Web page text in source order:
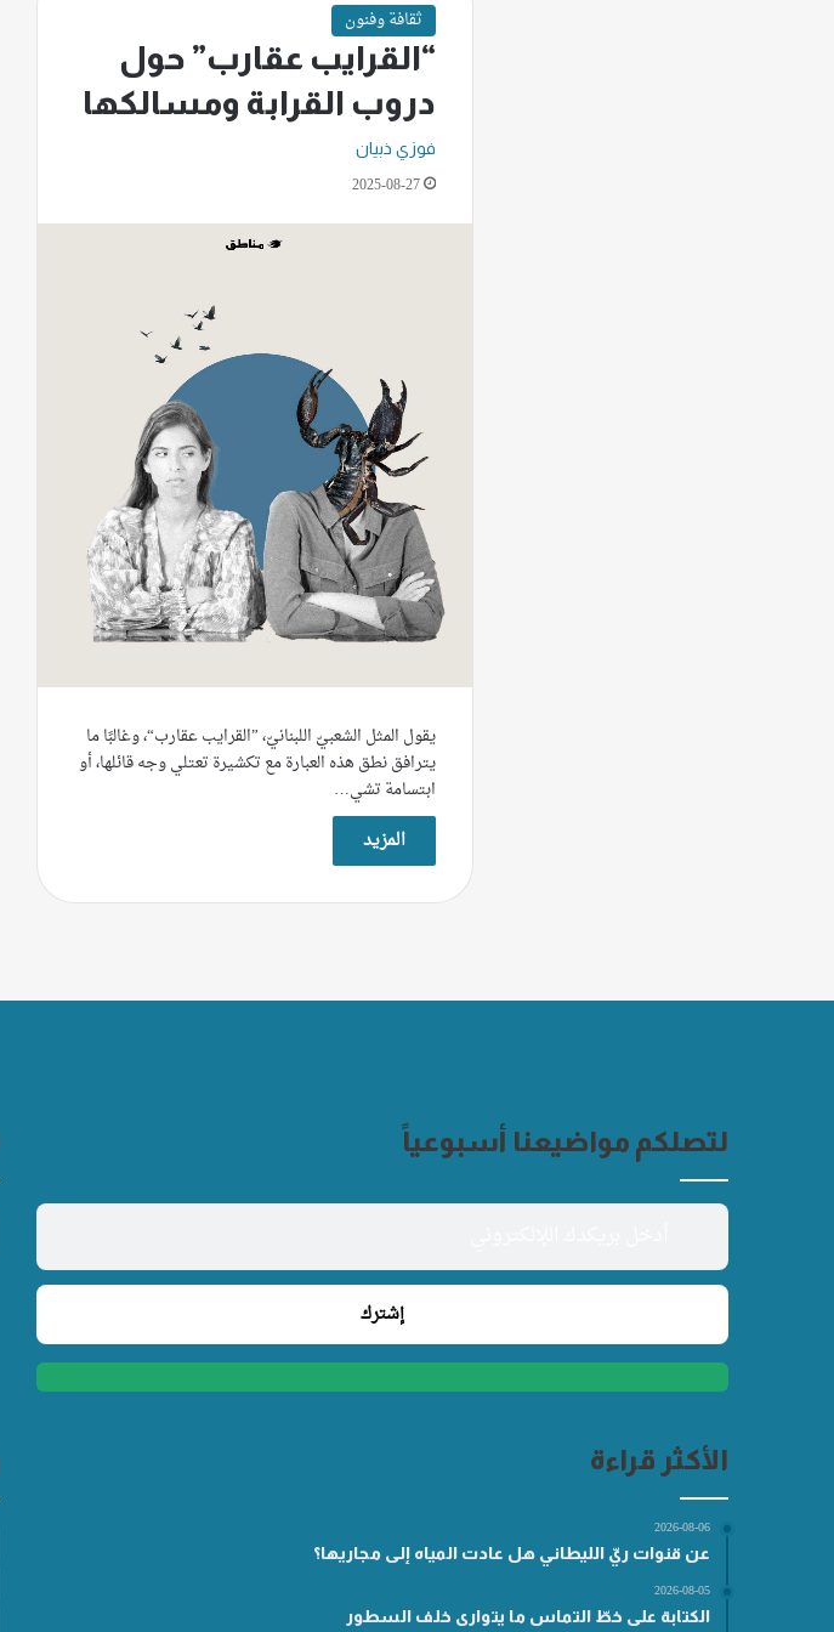
ثقافة وفنون
“القرايب عقارب” حول
دروب القرابة ومسالكها
فوزي ذبيان
2025-08-27
يقول المثل الشعبيّ اللبنانيّ، ”القرايب عقارب“، وغالبًا ما
يترافق نطق هذه العبارة مع تكشيرة تعتلي وجه قائلها، أو
ابتسامة تشي…
المزيد
لتصلكم مواضيعنا أسبوعياً
الأكثر قراءة
2026-08-06
عن قنوات ريّ الليطاني هل عادت المياه إلى مجاريها؟
2026-08-05
الكتابة على خطّ التماس ما يتوارى خلف السطور